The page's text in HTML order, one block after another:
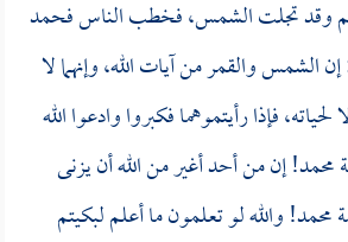
وقد تجلت الشمس، فخطب الناس فحمد
الشمس والقمر من آيات الله، وإنهما لا
فإذا رأيتموهما فكبروا وادعوا الله
محمد! إن من أحد أغير من الله أن يزنى
محمد! والله لو تعلمون ما أعلم لبكيتم